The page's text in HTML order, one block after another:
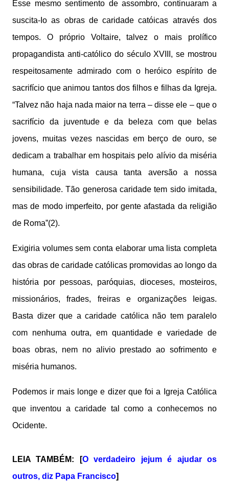
Esse mesmo sentimento de assombro, continuaram a
suscita-Io as obras de caridade catóicas através dos
tempos. O próprio Voltaire, talvez o mais prolífico
propagandista anti-católico do século XVIII, se mostrou
respeitosamente admirado com o heróico espírito de
sacrifício que animou tantos dos filhos e filhas da Igreja.
“Talvez não haja nada maior na terra – disse ele – que o
sacrifício da juventude e da beleza com que belas
jovens, muitas vezes nascidas em berço de ouro, se
dedicam a trabalhar em hospitais pelo alívio da miséria
humana, cuja vista causa tanta aversão a nossa
sensibilidade. Tão generosa caridade tem sido imitada,
mas de modo imperfeito, por gente afastada da religião
de Roma”(2).
Exigiria volumes sem conta elaborar uma lista completa
das obras de caridade católicas promovidas ao longo da
história por pessoas, paróquias, dioceses, mosteiros,
missionários, frades, freiras e organizações Ieigas.
Basta dizer que a caridade católica não tem paralelo
com nenhuma outra, em quantidade e variedade de
boas obras, nem no alivio prestado ao sofrimento e
miséria humanos.
Podemos ir mais longe e dizer que foi a Igreja Católica
que inventou a caridade tal como a conhecemos no
Ocidente.
LEIA TAMBÉM: [O verdadeiro jejum é ajudar os
outros, diz Papa Francisco]